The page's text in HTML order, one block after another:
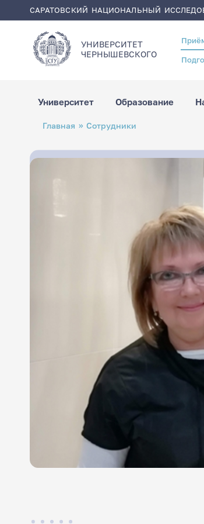
САРАТОВСКИЙ НАЦИОНАЛЬНЫЙ
УНИВЕРСИТЕТ
ЧЕРНЫШЕВСКОГO
Header
menu
Университет Образование
Строка
навигации
Главная Сотрудники